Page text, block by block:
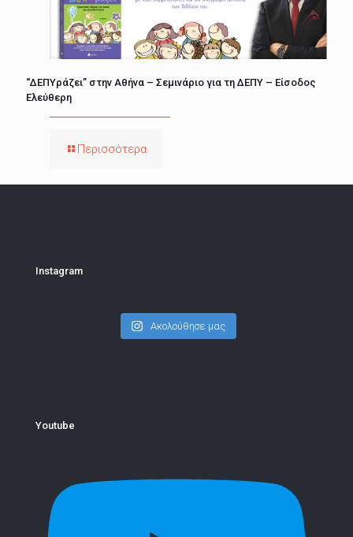
“ΔΕΠΥράζει” στην Αθήνα – Σεμινάριο για τη ΔΕΠΥ – Είσοδος
Ελεύθερη
Περισσότερα
Instagram
Ακολούθησε μας
Youtube